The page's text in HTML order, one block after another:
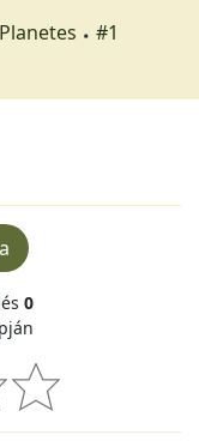
Planetes
#1
0